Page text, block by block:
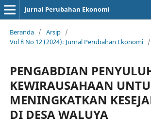
Jurnal Perubahan Ekonomi
Beranda / Arsip /
Vol 8 No 12 (2024): Jurnal Perubahan Ekonomi /
PENGABDIAN
KEWIRAUSAHAAN
MENINGKATKAN
DI DESA WALUYA